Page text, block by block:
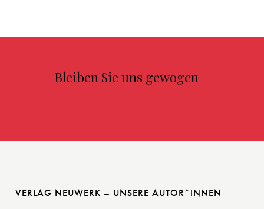
Bleiben Sie uns gewogen
VERLAG NEUWERK – UNSERE AUTOR*INNEN